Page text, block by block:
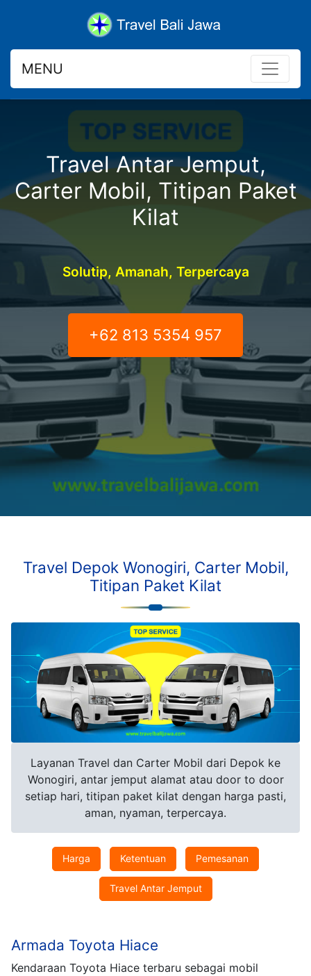
MENU
Travel Antar Jemput,
Carter Mobil, Titipan Paket
Kilat
Solutip, Amanah, Terpercaya
+62 813 5354 957
Travel Depok Wonogiri, Carter Mobil,
Titipan Paket Kilat
Layanan Travel dan Carter Mobil dari Depok ke
Wonogiri, antar jemput alamat atau door to door
setiap hari, titipan paket kilat dengan harga pasti,
aman, nyaman, terpercaya.
Harga Ketentuan Pemesanan
Travel Antar Jemput
Armada Toyota Hiace
Kendaraan Toyota Hiace terbaru sebagai mobil